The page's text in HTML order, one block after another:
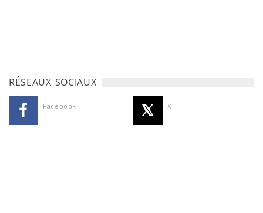
RÉSEAUX SOCIAUX
Facebook X